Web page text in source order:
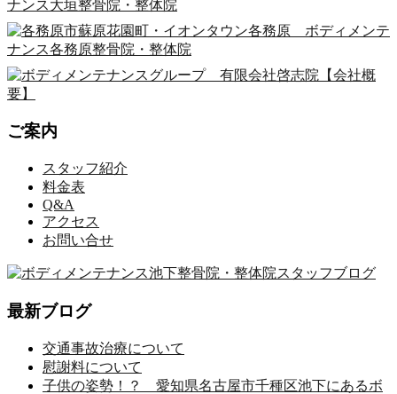
ご案内
スタッフ紹介
料金表
Q&A
アクセス
お問い合せ
最新ブログ
交通事故治療について
慰謝料について
子供の姿勢！？ 愛知県名古屋市千種区池下にあるボ